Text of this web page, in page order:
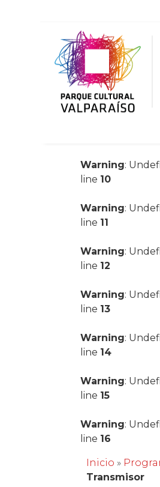
Warning:
line 10
Warning:
line 11
Warning:
line 12
Warning:
line 13
Warning:
line 14
Warning:
line 15
Warning:
line 16
Inicio »
Transmisor